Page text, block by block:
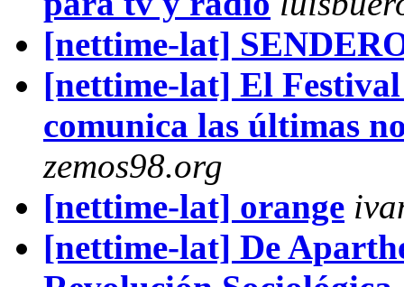
[nettime-lat]
[nettime-lat] El
comunica las últimas
zemos98.org
[nettime-lat] orange
[nettime-lat] De